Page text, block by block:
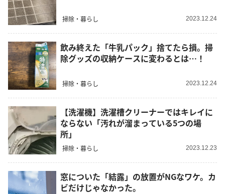
掃除・暮らし 2023.12.24
飲み終えた「牛乳パック」捨てたら損。掃
除グッズの収納ケースに変わるとは…！
掃除・暮らし 2023.12.24
【洗濯機】洗濯槽クリーナーではキレイに
ならない「汚れが溜まっている5つの場
所」
掃除・暮らし 2023.12.23
窓についた「結露」の放置がNGなワケ。カ
ビだけじゃなかった。